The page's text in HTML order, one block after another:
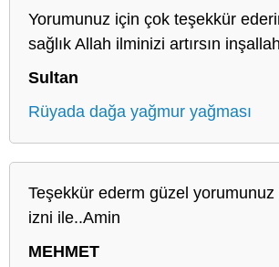
Yorumunuz için çok teşekkür
sağlık Allah ilminizi artırsın
Sultan
Rüyada dağa yağmur yağması
Teşekkür ederm güzel
izni ile..Amin
MEHMET